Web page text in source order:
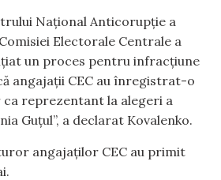
Național Anticorupție a
Electorale Centrale a
un proces pentru infracțiune
angajații CEC au înregistrat-o
ca reprezentant la alegeri a
Guțul”, a declarat Kovalenko.
angajaților CEC au primit